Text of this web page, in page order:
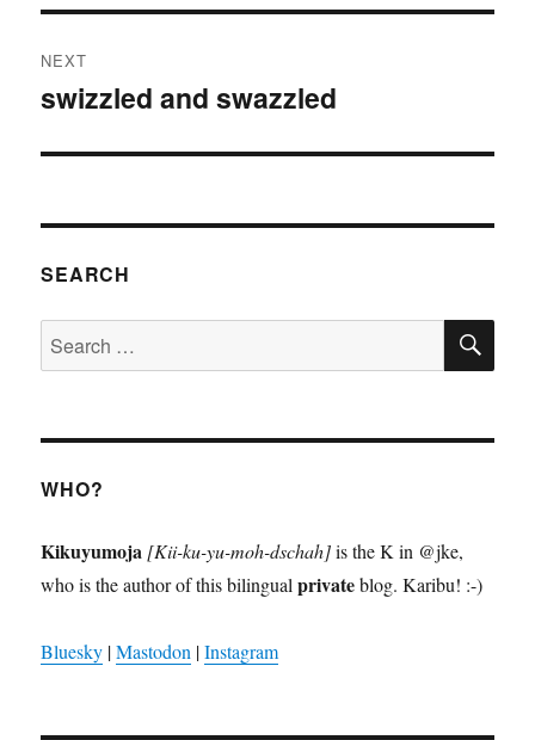
NEXT
Next
swizzled and swazzled
SEARCH
Search
for:
WHO?
Kikuyumoja [Kii-ku-yu-moh-dschah]is the K in @jke,
who is the author of this bilingualprivateblog. Karibu! :-)
Bluesky |Mastodon |Instagram